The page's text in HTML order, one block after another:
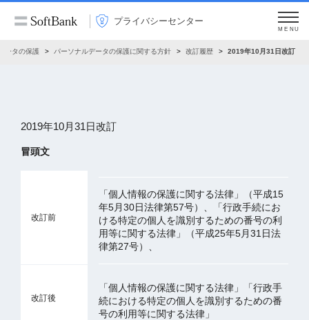
プライバシーセンター
MENU
ータの保護 パーソナルデータの保護に関する方針 改訂履歴 2019年10月31日改訂
2019年10月31日改訂
冒頭文
改訂前
「個人情報の保護に関する法律」（平成15
年5月30日法律第57号）、「行政手続にお
ける特定の個人を識別するための番号の利
用等に関する法律」（平成25年5月31日法
律第27号）、
改訂後
「個人情報の保護に関する法律」「行政手
続における特定の個人を識別するための番
号の利用等に関する法律」